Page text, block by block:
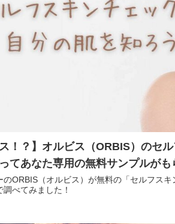
ス！？】オルビス（ORBIS）のセ
てあなた専用の無料サンプルがも
のORBIS（オルビス）が無料の「セルフス
べてみました！